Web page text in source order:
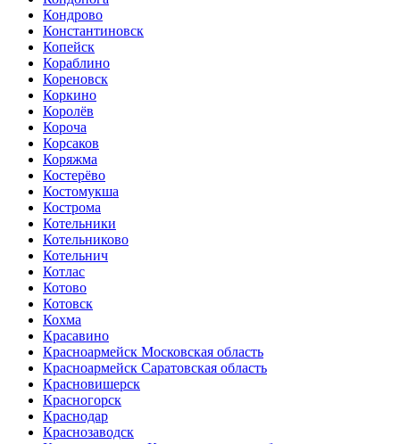
Кондрово
Константиновск
Копейск
Кораблино
Кореновск
Коркино
Королёв
Короча
Корсаков
Коряжма
Костерёво
Костомукша
Кострома
Котельники
Котельниково
Котельнич
Котлас
Котово
Котовск
Кохма
Красавино
Красноармейск Московская область
Красноармейск Саратовская область
Красновишерск
Красногорск
Краснодар
Краснозаводск